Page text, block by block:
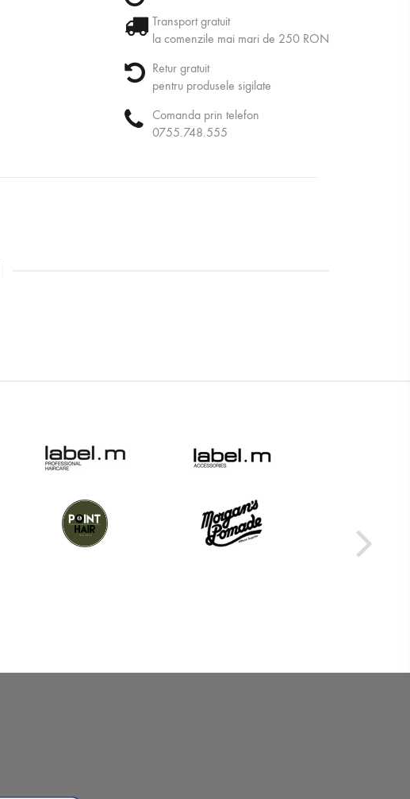
Transport gratuit
la comenzile mai mari de 250 RON
Retur gratuit
pentru produsele sigilate
Comanda prin telefon
0755.748.555